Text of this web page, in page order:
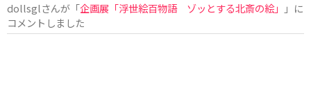
dollsglさんが「企画展「浮世絵百物語 ゾッとする北斎の絵」
」に
コメントしました